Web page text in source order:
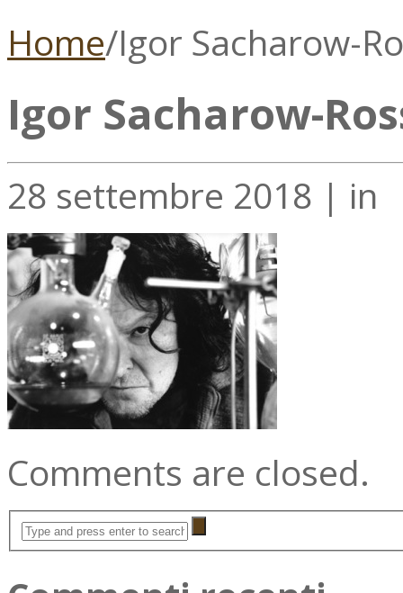
Home/Igor Sacharow-
Igor Sacharow-
28 settembre 2018 | in
Comments are closed.